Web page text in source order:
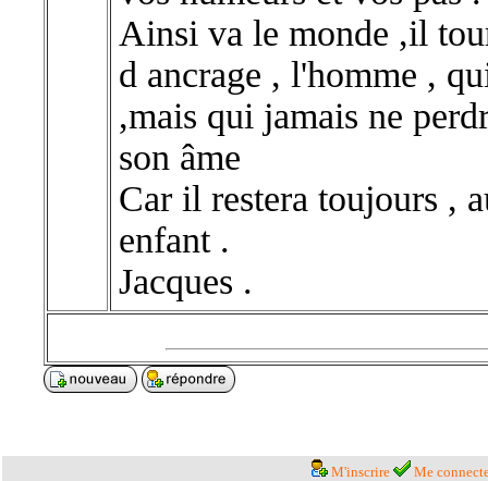
Ainsi va le monde ,il
d ancrage , l'homme ,
,mais qui jamais ne
son âme
Car il restera toujours ,
enfant .
Jacques .
M'inscrire Me